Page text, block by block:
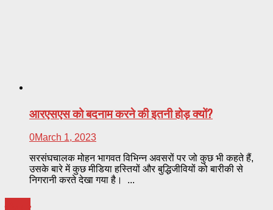
आरएसएस को बदनाम करने की इतनी होड़ क्यों?
0March 1, 2023
सरसंघचालक मोहन भागवत विभिन्न अवसरों पर जो कुछ भी कहते हैं,
उसके बारे में कुछ मीडिया हस्तियों और बुद्धिजीवियों को बारीकी से
निगरानी करते देखा गया है। ...